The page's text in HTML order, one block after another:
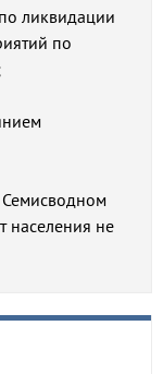
ликвидации
по
населения не